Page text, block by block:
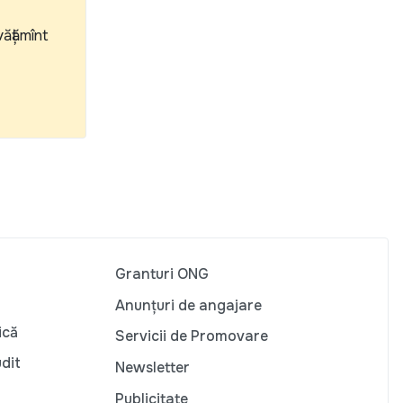
Granturi ONG
Anunțuri de angajare
Servicii de Promovare
Newsletter
Publicitate